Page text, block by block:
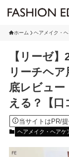
ホーム ヘアメイク・
【リーゼ
リーチヘ
底レビュー
える？【口
当サイトはPR/
ヘアメイク・ヘアケ